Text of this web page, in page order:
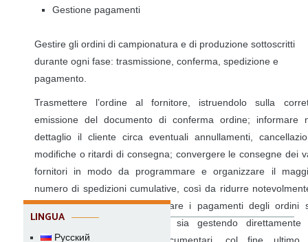
Gestione pagamenti
Gestire gli ordini di campionatura e di produzione sottoscritti
durante ogni fase: trasmissione, conferma, spedizione e
pagamento.
Trasmettere l’ordine al fornitore, istruendolo sulla
emissione del documento di conferma ordine; informare
dettaglio il cliente circa eventuali annullamenti,
modifiche o ritardi di consegna; convergere le consegne dei
fornitori in modo da programmare e organizzare il
numero di spedizioni cumulative, così da ridurre
costi di spedizione; intermediare i pagamenti degli ordini
attraverso flussi centralizzati sia gestendo direttamente
LINGUA
Русский